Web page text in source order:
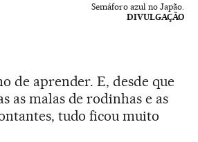
Semáforo azul no Japão.
DIVULGAÇÃO
de aprender. E, desde que
as malas de rodinhas e as
tudo ficou muito